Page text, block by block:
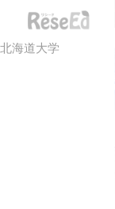
海道大学